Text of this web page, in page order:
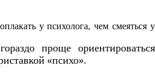
у психолога, чем смеяться у
проще ориентироваться
«психо».